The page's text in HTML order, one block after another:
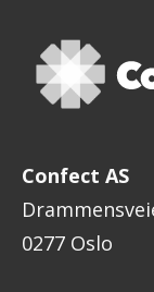
Confect AS
0277 Oslo